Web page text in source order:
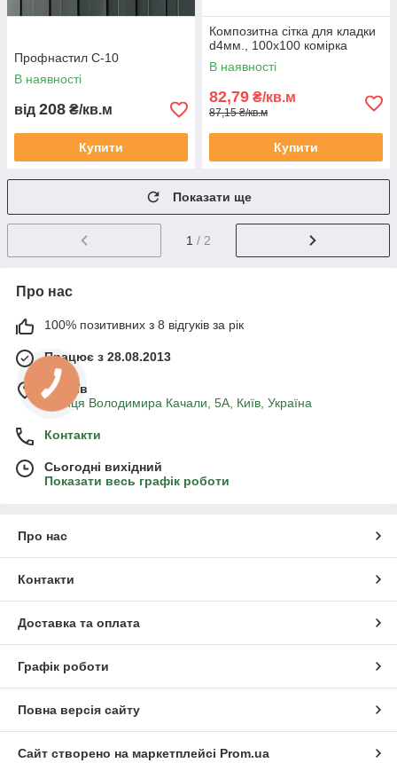
Профнастил С-10
В наявності
від 208 ₴/кв.м
Купити
Композитна сітка для кладки
d4мм., 100х100 комірка
В наявності
82,79 ₴/кв.м
87,15 ₴/кв.м
Купити
Показати ще
1 / 2
Про нас
100% позитивних з 8 відгуків за рік
Працює з 28.08.2013
м. Київ
вулиця Володимира Качали, 5А, Київ, Україна
Контакти
Сьогодні вихідний
Показати весь графік роботи
Про нас
Контакти
Доставка та оплата
Графік роботи
Повна версія сайту
Сайт створено на маркетплейсі Prom.ua